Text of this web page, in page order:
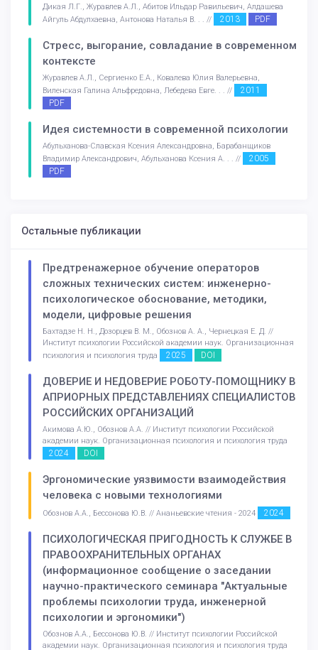
Дикая Л.Г., Журавлев А.Л., Абитов Ильдар Равильевич, Алдашева
Айгуль Абдулхаевна, Антонова Наталья В. . . //
2013 PDF
Стресс, выгорание, совладание в современном
контексте
Журавлев А.Л., Сергиенко Е.А., Ковалева Юлия Валерьевна,
Виленская Галина Альфредовна, Лебедева Евге. . . //
2011
PDF
Идея системности в современной психологии
Абульханова-Славская Ксения Александровна, Барабанщиков
Владимир Александрович, Абульханова Ксения А. . . //
2005
PDF
Остальные публикации
Предтренажерное обучение операторов
сложных технических систем: инженерно-
психологическое обоснование, методики,
модели, цифровые решения
Бахтадзе Н. Н., Дозорцев В. М., Обознов А. А., Чернецкая Е. Д. //
Институт психологии Российской академии наук. Организационная
психология и психология труда
2025 DOI
ДОВЕРИЕ И НЕДОВЕРИЕ РОБОТУ-ПОМОЩНИКУ В
АПРИОРНЫХ ПРЕДСТАВЛЕНИЯХ СПЕЦИАЛИСТОВ
РОССИЙСКИХ ОРГАНИЗАЦИЙ
Акимова А.Ю., Обознов А.А. // Институт психологии Российской
академии наук. Организационная психология и психология труда
2024 DOI
Эргономические уязвимости взаимодействия
человека с новыми технологиями
Обознов А.А., Бессонова Ю.В. // Ананьевские чтения - 2024 2024
ПСИХОЛОГИЧЕСКАЯ ПРИГОДНОСТЬ К СЛУЖБЕ В
ПРАВООХРАНИТЕЛЬНЫХ ОРГАНАХ
(информационное сообщение о заседании
научно-практического семинара "Актуальные
проблемы психологии труда, инженерной
психологии и эргономики")
Обознов А.А., Бессонова Ю.В. // Институт психологии Российской
академии наук. Организационная психология и психология труда